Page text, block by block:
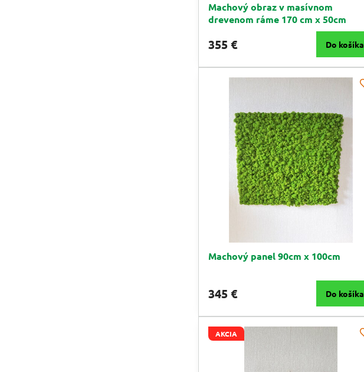
Machový obraz v masívnom
drevenom ráme 170 cm x 50cm
355 € Do košíka
Machový panel 90cm x 100cm
345 € Do košíka
AKCIA